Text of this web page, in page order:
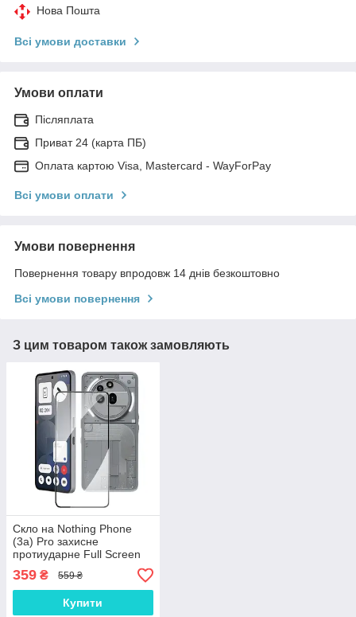
Нова Пошта
Всі умови доставки
Умови оплати
Післяплата
Приват 24 (карта ПБ)
Оплата картою Visa, Mastercard - WayForPay
Всі умови оплати
Умови повернення
Повернення товару впродовж 14 днів безкоштовно
Всі умови повернення
З цим товаром також замовляють
Скло на Nothing Phone
(3a) Pro захисне
протиударне Full Screen
5D | 9H | 2.5D | Nano -
покриття "HYPER"
359 ₴ 559 ₴
Купити